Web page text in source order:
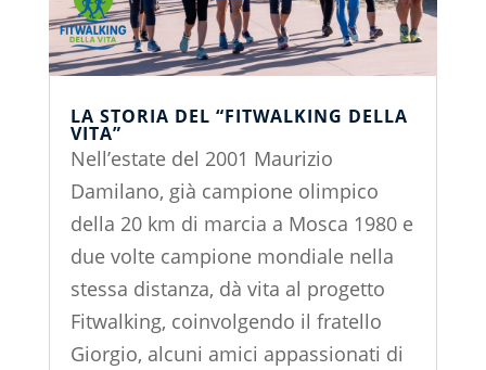
LA STORIA DEL “FITWALKING DELLA
VITA”
Nell’estate del 2001 Maurizio
Damilano, già campione olimpico
della 20 km di marcia a Mosca 1980 e
due volte campione mondiale nella
stessa distanza, dà vita al progetto
Fitwalking, coinvolgendo il fratello
Giorgio, alcuni amici appassionati di